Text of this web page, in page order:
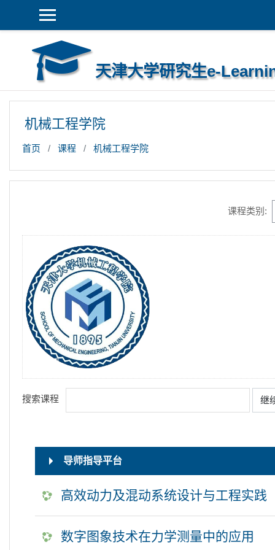
天津大学研究生e-
机械工程学院
首页 课程 机械工程学院
课程类别:
搜索课程 继
导师指导平台
高效动力及混动系统设计与工程实践
数字图象技术在力学测量中的应用